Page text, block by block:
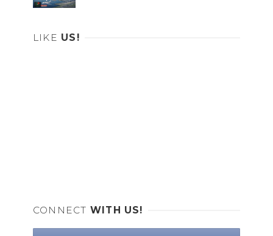
LIKE US!
CONNECT WITH US!